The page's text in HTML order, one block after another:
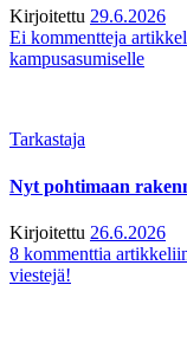
Kirjoitettu 29.6.2026
Ei kommentteja
kampusasumiselle
Tarkastaja
Nyt pohtimaan
Kirjoitettu 26.6.2026
8 kommenttia
viestejä!